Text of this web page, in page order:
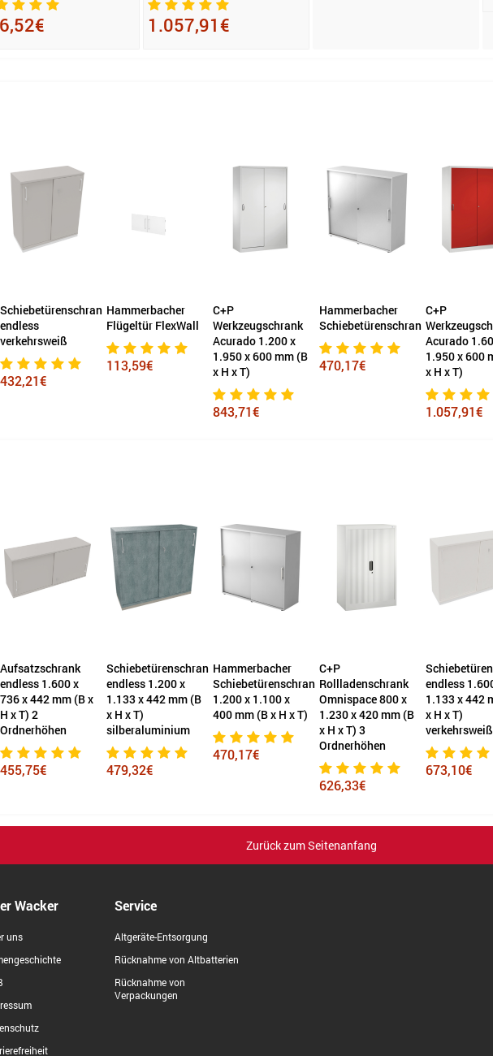
1.057,91€
Hammerbacher
Flügeltür FlexWall
113,59€
C+P
Werkzeugschrank
Acurado 1.200 x
1.950 x 600 mm (B
x H x T)
Hammerbacher
Schiebetürenschrank
470,17€
C+P
Werkzeugschrank
Acurado 1.600 x
1.950 x 600 mm (B
x H x T)
C+P
Acurado-
1.600 x
400 mm (B x
1.065,50€
Schiebetürenschrank
endless 1.200 x
1.133 x 442 mm (B
x H x T)
silberaluminium
479,32€
Hammerbacher
Schiebetürenschrank
1.200 x 1.100 x
400 mm (B x H x T)
470,17€
C+P
Rollladenschrank
Omnispace 800 x
1.230 x 420 mm (B
x H x T) 3
Ordnerhöhen
Schiebetürenschrank
endless 1.600 x
1.133 x 442 mm (B
x H x T)
verkehrsweiß
673,10€
endless
1.133 x 442
x H x T)
verkehrsweiß
490,26€
Zurück zum Seitenanfang
Wacker
uns
Service
Altgeräte-Entsorgung
Rücknahme von Altbatterien
Rücknahme von
Verpackungen